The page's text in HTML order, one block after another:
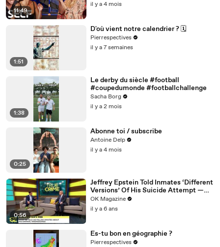
11:49
il y a 4 mois
1:51
D'où vient notre calendrier ? 🗓️
Pierrespectives
il y a 7 semaines
1:38
Le derby du siècle #football
#coupedumonde #footballchallenge
Sacha Borg
il y a 2 mois
0:25
Abonne toi / subscribe
Antoine Delp
il y a 4 mois
0:56
Jeffrey Epstein Told Inmates ‘Different
Versions’ Of His Suicide Attempt —
Watch
OK Magazine
il y a 6 ans
Es-tu bon en géographie ?
Pierrespectives